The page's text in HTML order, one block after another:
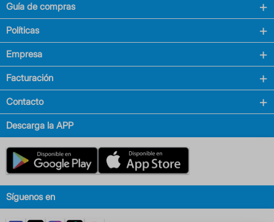
Guía de compras
Políticas
Empresa
Facturación
Contacto
Descarga la APP
Síguenos en